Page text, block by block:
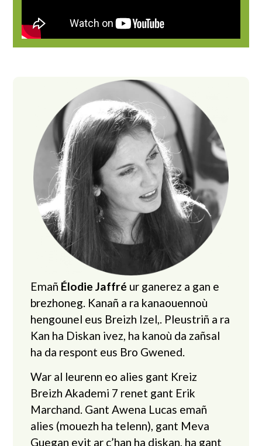
Emañ Élodie Jaffré ur ganerez a gan e
brezhoneg. Kanañ a ra kanaouennoù
hengounel eus Breizh Izel,. Pleustriñ a ra
Kan ha Diskan ivez, ha kanoù da zañsal
ha da respont eus Bro Gwened.
War al leurenn eo alies gant Kreiz
Breizh Akademi 7 renet gant Erik
Marchand. Gant Awena Lucas emañ
alies (mouezh ha telenn), gant Meva
Guegan evit ar c’han ha diskan, ha gant